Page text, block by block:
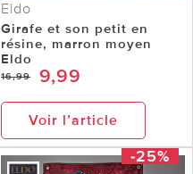
Eldo
Girafe et son petit en
résine, marron moyen
Eldo
16,99 9,99
Voir l’article
-25%